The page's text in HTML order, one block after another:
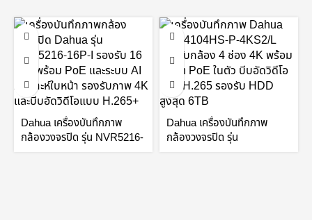
Dahua เครื่องบันทึกภาพ
กล้องวงจรปิด รุ่น NVR5216-
Dahua เครื่องบันทึกภาพ
กล้องวงจรปิด รุ่น